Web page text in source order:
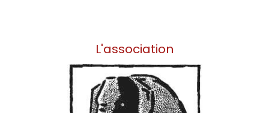
L'association